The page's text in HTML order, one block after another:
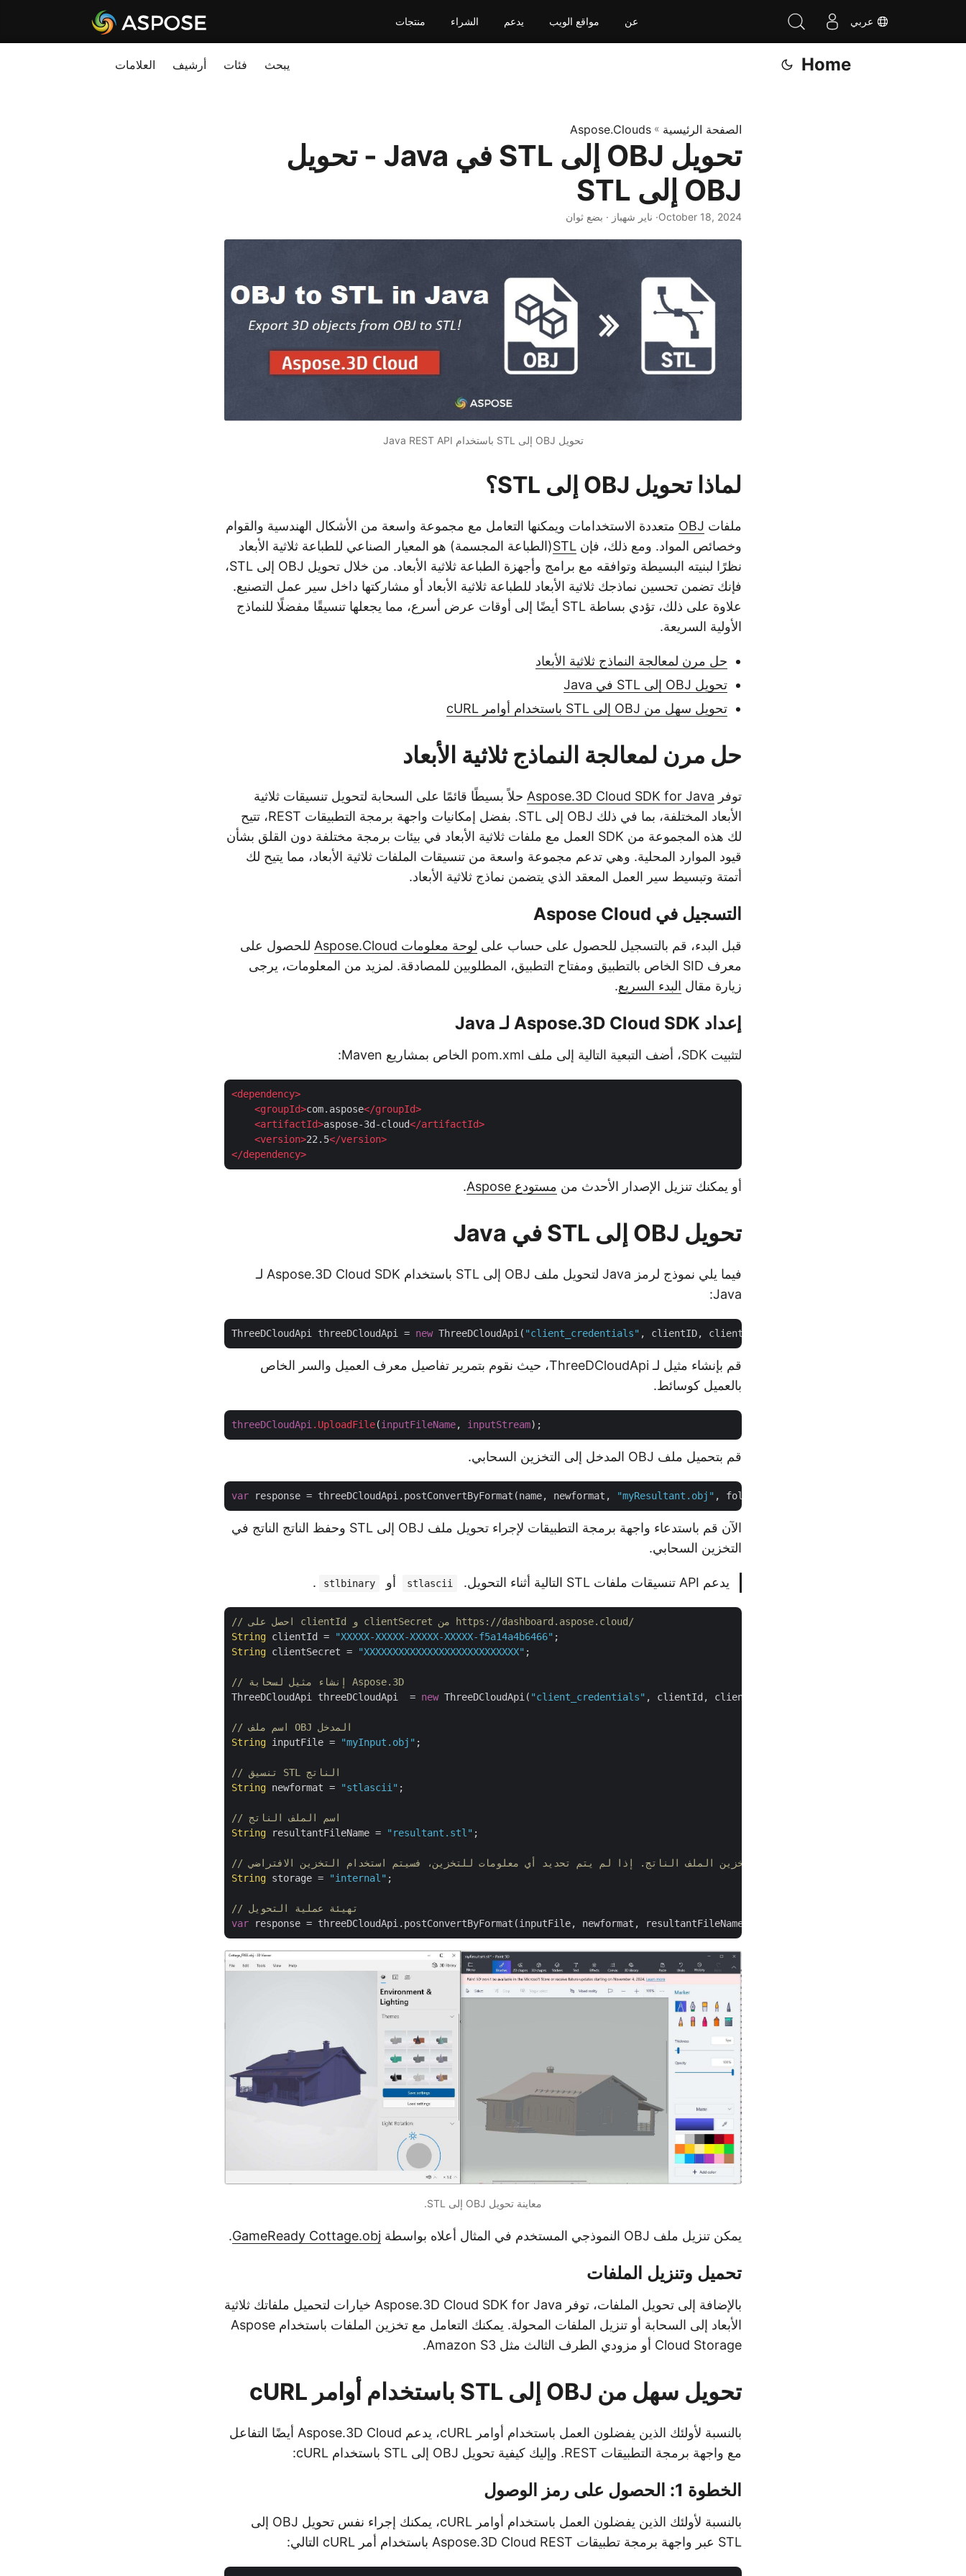
عربي منتجات الشراء يدعم مواقع الويب عن
Home يبحث فئات أرشيف العلامات
الصفحة الرئيسية »
Aspose.Clouds
تحويل OBJ إلى STL في Java - تحويل
OBJ إلى STL
October 18, 2024· ناير شهباز · بضع ثوان
تحويل OBJ إلى STL باستخدام Java REST API
لماذا تحويل OBJ إلى STL؟
ملفات OBJ متعددة الاستخدامات ويمكنها التعامل مع مجموعة واسعة من الأشكال الهندسية والقوام
وخصائص المواد. ومع ذلك، فإن STL(الطباعة المجسمة) هو المعيار الصناعي للطباعة ثلاثية الأبعاد
نظرًا لبنيته البسيطة وتوافقه مع برامج وأجهزة الطباعة ثلاثية الأبعاد. من خلال تحويل OBJ إلى STL،
فإنك تضمن تحسين نماذجك ثلاثية الأبعاد للطباعة ثلاثية الأبعاد أو مشاركتها داخل سير عمل التصنيع.
علاوة على ذلك، تؤدي بساطة STL أيضًا إلى أوقات عرض أسرع، مما يجعلها تنسيقًا مفضلًا للنماذج
الأولية السريعة.
حل مرن لمعالجة النماذج ثلاثية الأبعاد
تحويل OBJ إلى STL في Java
تحويل سهل من OBJ إلى STL باستخدام أوامر cURL
حل مرن لمعالجة النماذج ثلاثية الأبعاد
توفر Aspose.3D Cloud SDK for Java حلاً بسيطًا قائمًا على السحابة لتحويل تنسيقات ثلاثية
الأبعاد المختلفة، بما في ذلك OBJ إلى STL. بفضل إمكانيات واجهة برمجة التطبيقات REST، تتيح
لك هذه المجموعة من SDK العمل مع ملفات ثلاثية الأبعاد في بيئات برمجة مختلفة دون القلق بشأن
قيود الموارد المحلية. وهي تدعم مجموعة واسعة من تنسيقات الملفات ثلاثية الأبعاد، مما يتيح لك
أتمتة وتبسيط سير العمل المعقد الذي يتضمن نماذج ثلاثية الأبعاد.
التسجيل في Aspose Cloud
قبل البدء، قم بالتسجيل للحصول على حساب على لوحة معلومات Aspose.Cloud
للحصول على
معرف SID الخاص بالتطبيق ومفتاح التطبيق، المطلوبين للمصادقة. لمزيد من المعلومات، يرجى
زيارة مقال البدء السريع.
إعداد Aspose.3D Cloud SDK لـ Java
لتثبيت SDK، أضف التبعية التالية إلى ملف pom.xml الخاص بمشاريع Maven:
<dependency>
<groupId>com.aspose</groupId>
<artifactId>aspose-3d-cloud</artifactId>
<version>22.5</version>
</dependency>
أو يمكنك تنزيل الإصدار الأحدث من مستودع Aspose .
تحويل OBJ إلى STL في Java
فيما يلي نموذج لرمز Java لتحويل ملف OBJ إلى STL باستخدام Aspose.3D Cloud SDK لـ
Java:
ThreeDCloudApi threeDCloudApi = new ThreeDCloudApi( "client_credentials"
قم بإنشاء مثيل لـ ThreeDCloudApi، حيث نقوم بتمرير تفاصيل معرف العميل والسر الخاص
بالعميل كوسائط.
threeDCloudApi .UploadFile(inputFileName, inputStream
قم بتحميل ملف OBJ المدخل إلى التخزين السحابي.
var response = threeDCloudApi.postConvertByFormat(name, newformat, "myResultant.obj" , folder,
الآن قم باستدعاء واجهة برمجة التطبيقات لإجراء تحويل ملف OBJ إلى STL وحفظ الناتج الناتج في
التخزين السحابي.
يدعم API تنسيقات ملفات STL التالية أثناء التحويل. stlascii أو stlbinary
.
// احصل على clientId و clientSecret من https://dashboard.aspose.cloud/
String clientId = "XXXXX-XXXXX-XXXXX-XXXXX-f5a14a4b6466"
String clientSecret = "XXXXXXXXXXXXXXXXXXXXXXXXXXX" ;
// إنشاء مثيل لسحابة Aspose.3D
ThreeDCloudApi threeDCloudApi  = new ThreeDCloudApi( "client_credentials" , clientId, clientSecret);
// اسم ملف OBJ المدخل
String inputFile = "myInput.obj" ;
// تنسيق STL الناتج
String newformat = "stlascii" ;
// اسم الملف الناتج
String resultantFileName = "resultant.stl" ;
String storage = "internal" ;
// تهيئة عملية التحويل
var response = threeDCloudApi.postConvertByFormat(inputFile, newformat, resultantFileName, folder,
معاينة تحويل OBJ إلى STL.
يمكن تنزيل ملف OBJ النموذجي المستخدم في المثال أعلاه بواسطة GameReady Cottage.obj
.
تحميل وتنزيل الملفات
بالإضافة إلى تحويل الملفات، توفر Aspose.3D Cloud SDK for Java خيارات لتحميل ملفاتك ثلاثية
الأبعاد إلى السحابة أو تنزيل الملفات المحولة. يمكنك التعامل مع تخزين الملفات باستخدام Aspose
Cloud Storage أو مزودي الطرف الثالث مثل Amazon S3.
تحويل سهل من OBJ إلى STL باستخدام أوامر cURL
بالنسبة لأولئك الذين يفضلون العمل باستخدام أوامر cURL، يدعم Aspose.3D Cloud أيضًا التفاعل
مع واجهة برمجة التطبيقات REST. وإليك كيفية تحويل OBJ إلى STL باستخدام cURL:
الخطوة 1: الحصول على رمز الوصول
بالنسبة لأولئك الذين يفضلون العمل باستخدام أوامر cURL، يمكنك إجراء نفس تحويل OBJ إلى
STL عبر واجهة برمجة تطبيقات Aspose.3D Cloud REST باستخدام أمر cURL التالي: